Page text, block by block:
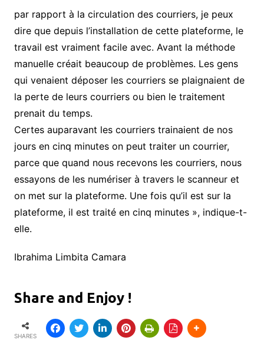
par rapport à la circulation des courriers, je peux
dire que depuis l’installation de cette plateforme, le
travail est vraiment facile avec. Avant la méthode
manuelle créait beaucoup de problèmes. Les gens
qui venaient déposer les courriers se plaignaient de
la perte de leurs courriers ou bien le traitement
prenait du temps.
Certes auparavant les courriers trainaient de nos
jours en cinq minutes on peut traiter un courrier,
parce que quand nous recevons les courriers, nous
essayons de les numériser à travers le scanneur et
on met sur la plateforme. Une fois qu’il est sur la
plateforme, il est traité en cinq minutes », indique-t-
elle.
Ibrahima Limbita Camara
Share and Enjoy !
SHARES